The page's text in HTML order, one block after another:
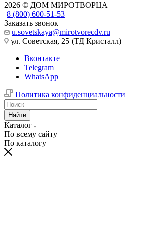
2026 © ДОМ МИРОТВОРЦА
8 (800) 600-51-53
Заказать звонок
u.sovetskaya@mirotvorecdv.ru
ул. Советская, 25 (ТД Кристалл)
Вконтакте
Telegram
WhatsApp
Политика конфиденциальности
Найти
Каталог
По всему сайту
По каталогу